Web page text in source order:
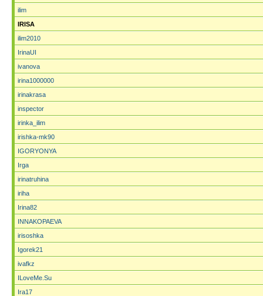
ilim
IRISA
ilim2010
IrinaUI
ivanova
irina1000000
irinakrasa
inspector
irinka_ilim
irishka-mk90
IGORYONYA
Irga
irinatruhina
iriha
Irina82
INNAKOPAEVA
irisoshka
Igorek21
ivafkz
ILoveMe.Su
Ira17